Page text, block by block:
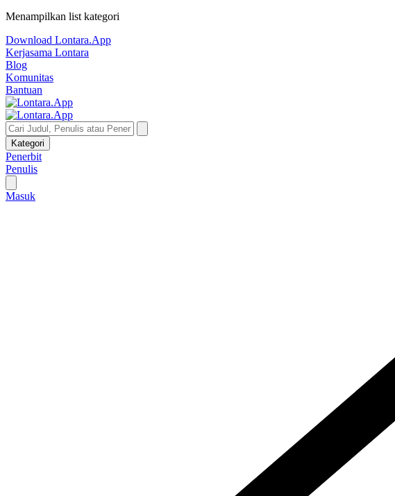
Menampilkan list kategori
Download Lontara.App
Kerjasama Lontara
Blog
Komunitas
Bantuan
Kategori
Penerbit
Penulis
Masuk